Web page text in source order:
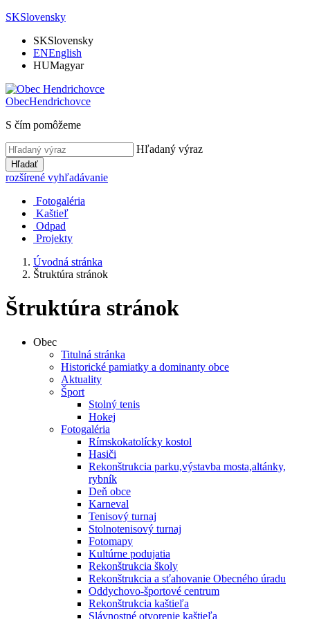
SKSlovensky
SKSlovensky
ENEnglish
HUMagyar
ObecHendrichovce
S čím pomôžeme
Hľadaný výraz
Hľadať
rozšírené vyhľadávanie
Fotogaléria
Kaštieľ
Odpad
Projekty
Úvodná stránka
Štruktúra stránok
Štruktúra stránok
Obec
Titulná stránka
Historické pamiatky a dominanty obce
Aktuality
Šport
Stolný tenis
Hokej
Fotogaléria
Rímskokatolícky kostol
Hasiči
Rekonštrukcia parku,výstavba mosta,altánky,
rybník
Deň obce
Karneval
Tenisový turnaj
Stolnotenisový turnaj
Fotomapy
Kultúrne podujatia
Rekonštrukcia školy
Rekonštrukcia a sťahovanie Obecného úradu
Oddychovo-športové centrum
Rekonštrukcia kaštieľa
Slávnostné otvorenie kaštieľa